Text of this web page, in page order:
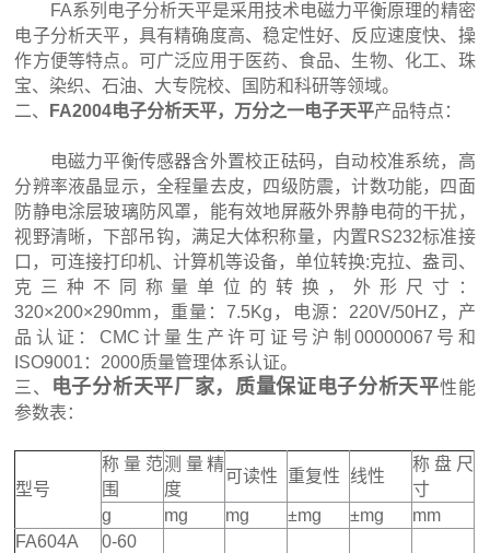
FA系列电子分析天平是采用技术电磁力平衡原理的精密
电子分析天平，具有精确度高、稳定性好、反应速度快、操
作方便等特点。可广泛应用于医药、食品、生物、化工、珠
宝、染织、石油、大专院校、国防和科研等领域。
二、
FA2004电子分析天平，万分之一电子天平产品特点：
电磁力平衡传感器含外置校正砝码，自动校准系统，高
分辨率液晶显示，全程量去皮，四级防震，计数功能，四面
防静电涂层玻璃防风罩，能有效地屏蔽外界静电荷的干扰，
视野清晰，下部吊钩，满足大体积称量，内置RS232标准接
口，可连接打印机、计算机等设备，单位转换:克拉、盎司、
克三种不同称量单位的转换，外形尺寸：
320×200×290mm，重量：7.5Kg，电源：220V/50HZ，产
品认证：CMC计量生产许可证号沪制00000067号和
ISO9001：2000质量管理体系认证。
三、
电子分析天平厂家，质量保证电子分析天平性能
参数表：
型号
称量范
围
测量精
度
可读性 重复性 线性
称盘尺
寸
g
mg mg ±mg ±mg
mm
FA604A
0-60